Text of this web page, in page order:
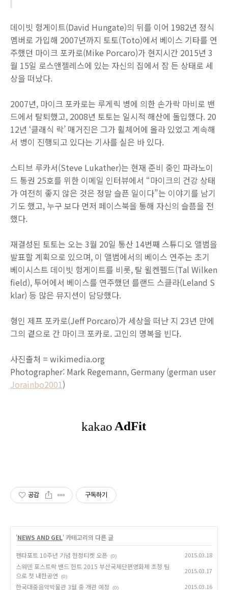
데이빗 헝게이트(David Hungate)의 뒤를 이어 1982년 정식
멤버로 가입해 2007년까지 토토(Toto)에서 베이스 기타를 연
주했던 마이크 포카로(Mike Porcaro)가 현지시간 2015년 3
월 15일 로스앤젤레스에 있는 자신의 집에서 잠 든 상태로 세
상을 떠났다.
2007년, 마이크 포카로는 루게릭 병에 의한 손가락 마비로 밴
드에서 탈퇴했고, 2008년 토토는 일시적 해산에 돌입했다. 20
12년 ‘클래식 락’ 매거진은 그가 휠체어에 올라 있었고 계속해
서 병이 진행되고 있다는 기사를 실은 바 있다.
스티브 루카서(Steve Lukather)는 현재 준비 중인 파라노이
드 통권 25호를 위한 이메일 인터뷰에서 “마이크의 건강 상태
가 여전히 좋지 않은 것은 정말 슬픈 일이다”는 이야기를 남기
기도 했고, 누구 보다 먼저 페이스북을 통해 자신의 슬픔을 전
했다.
재결성된 토토는 오는 3월 20일 통산 14번째 스튜디오 앨범을
발표할 계획으로 있으며, 이 앨범에서의 베이스 연주는 초기
베이시스트 데이빗 헝게이트를 비롯, 탈 윌켄펠드(Tal Wilken
field), 투어에서 베이스를 연주했던 를랜드 스클라(Leland S
klar) 등 많은 뮤지션이 담당했다.
형인 제프 포카로(Jeff Porcaro)가 세상을 떠난 지 23년 만에
그의 곁으로 간 마이크 포카로. 고인의 명복을 빈다.
사진출처 = wikimedia.org
Photographer: Mark Regemann, Germany (german user
Jorainbo2001)
공감 구독하기
'NEWS AND GEL' 카테고리의 다른 글
펜타포트 10주년 기념 한정티켓 오픈 (0) 2015.03.18
스웨덴 포스트락 밴드 헌트 2015 부산국제단편영화제 초청 팀
으로 첫 내한공연
(0)
2015.03.17
한국대중음악박물관 3월 중 개관 예정 (0) 2015.03.16